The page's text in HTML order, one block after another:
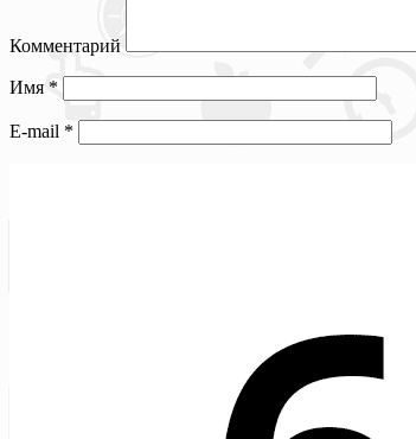
Комментарий
Имя *
E-mail *